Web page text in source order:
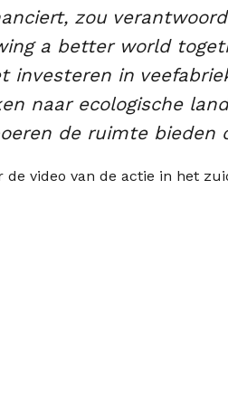
zou
a better world
investeren in
naar ecologische
de ruimte bieden
de video van de actie in het